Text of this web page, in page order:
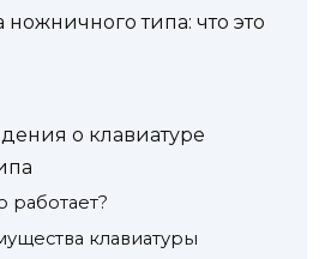
ножничного типа: что это
о клавиатуре
работает?
клавиатуры